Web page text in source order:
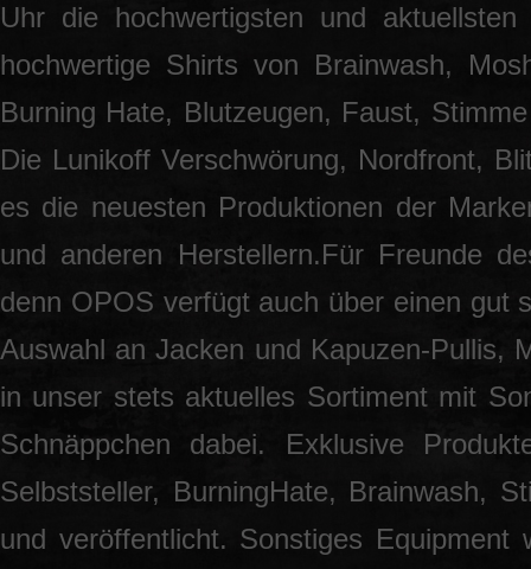
Uhr die hochwertigsten und
hochwertige Shirts von Brainwash,
Burning Hate, Blutzeugen, Faust,
Die Lunikoff Verschwörung, Nordfront,
es die neuesten Produktionen der
und anderen Herstellern.Für Freunde
denn OPOS verfügt auch über einen gut
Auswahl an Jacken und Kapuzen-Pullis,
in unser stets aktuelles Sortiment mit
Schnäppchen dabei. Exklusive
Selbststeller, BurningHate, Brainwash,
und veröffentlicht. Sonstiges Equipment